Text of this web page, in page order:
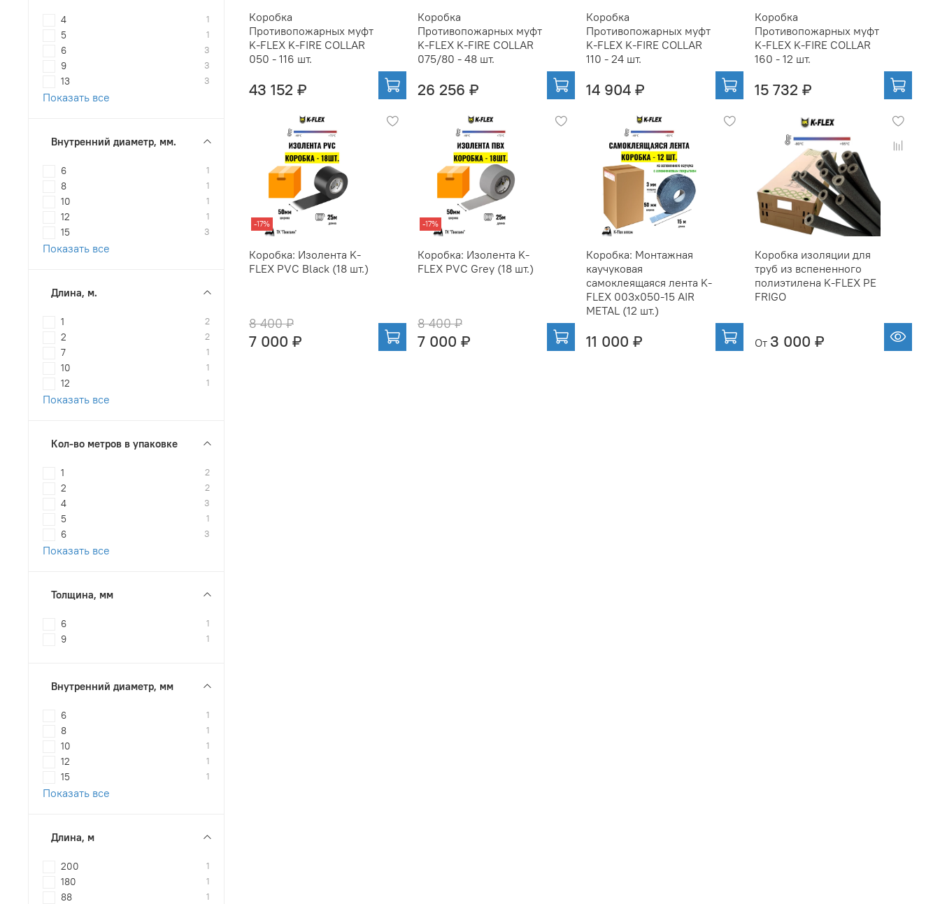
Коробка
Противопожарных муфт
K-FLEX K-FIRE COLLAR
050 - 116 шт.
43 152 ₽
Коробка
Противопожарных муфт
K-FLEX K-FIRE COLLAR
075/80 - 48 шт.
26 256 ₽
Коробка
Противопожарных муфт
K-FLEX K-FIRE COLLAR
110 - 24 шт.
14 904 ₽
Коробка
Противопожарных муфт
K-FLEX K-FIRE COLLAR
160 - 12 шт.
15 732 ₽
-17%
Коробка: Изолента K-
FLEX PVC Black (18 шт.)
8 400 ₽
7 000 ₽
-17%
Коробка: Изолента K-
FLEX PVC Grey (18 шт.)
8 400 ₽
7 000 ₽
Коробка: Монтажная
каучуковая
самоклеящаяся лента K-
FLEX 003x050-15 AIR
METAL (12 шт.)
11 000 ₽
Коробка изоляции для
труб из вспененного
полиэтилена K-FLEX PE
FRIGO
От 3 000 ₽
4 1
5 1
6 3
9 3
13 3
Показать все
Внутренний диаметр, мм.
6 1
8 1
10 1
12 1
15 3
Показать все
Длина, м.
1 2
2 2
7 1
10 1
12 1
Показать все
Кол-во метров в упаковке
1 2
2 2
4 3
5 1
6 3
Показать все
Толщина, мм
6 1
9 1
Внутренний диаметр, мм
6 1
8 1
10 1
12 1
15 1
Показать все
Длина, м
200 1
180 1
88 1